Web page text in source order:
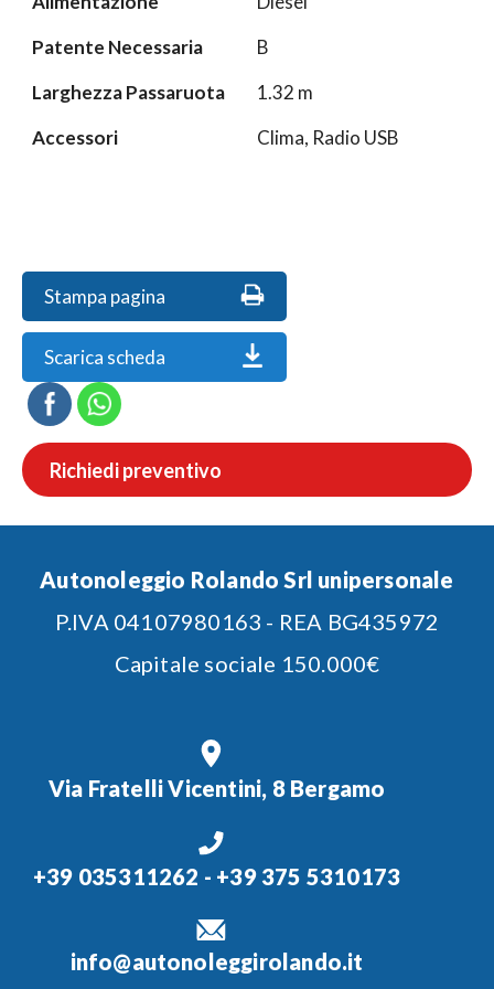
Patente Necessaria
B
Larghezza Passaruota
1.32 m
Accessori
Clima, Radio USB
Stampa pagina
Scarica scheda
Richiedi preventivo
Autonoleggio Rolando Srl unipersonale
P.IVA 04107980163 - REA BG435972
Capitale sociale 150.000€
Via Fratelli Vicentini, 8 Bergamo
+39 035311262 - +39 375 5310173
info@autonoleggirolando.it